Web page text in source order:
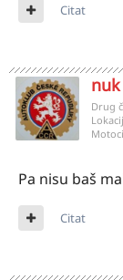
Citat
nuk
Drug
Pa nisu baš
Citat